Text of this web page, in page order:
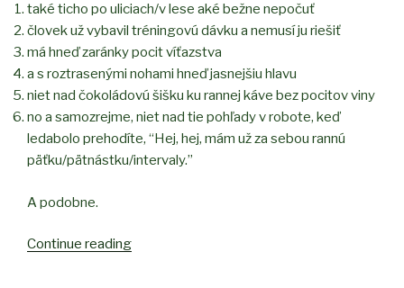
také ticho po uliciach/v lese aké bežne nepočuť
človek už vybavil tréningovú dávku a nemusí ju riešiť
má hneď zaránky pocit víťazstva
a s roztrasenými nohami hneď jasnejšiu hlavu
niet nad čokoládovú šišku ku rannej káve bez pocitov viny
no a samozrejme, niet nad tie pohľady v robote, keď
ledabolo prehodíte, “Hej, hej, mám už za sebou rannú
päťku/pätnástku/intervaly.”
A podobne.
Continue reading